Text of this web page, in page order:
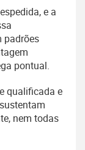
e a
padrões
pontual.
qualificada e
nem todas